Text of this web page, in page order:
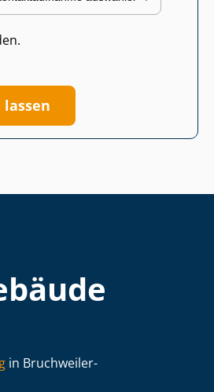
in Bruchweiler-